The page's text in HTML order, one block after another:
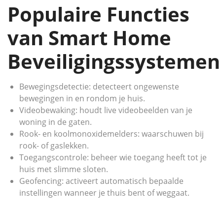
Populaire Functies
van Smart Home
Beveiligingssystemen
Bewegingsdetectie: detecteert ongewenste
bewegingen in en rondom je huis.
Videobewaking: houdt live videobeelden van je
woning in de gaten.
Rook- en koolmonoxidemelders: waarschuwen bij
rook- of gaslekken.
Toegangscontrole: beheer wie toegang heeft tot je
huis met slimme sloten.
Geofencing: activeert automatisch bepaalde
instellingen wanneer je thuis bent of weggaat.